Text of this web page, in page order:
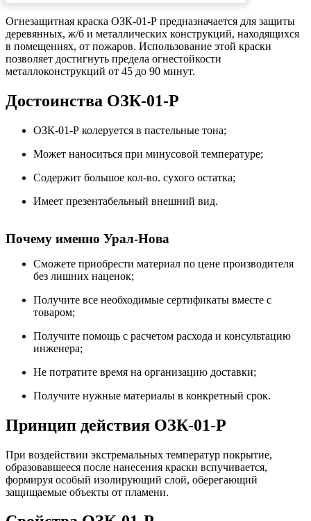
Огнезащитная краска ОЗК-01-Р предназначается для защиты
деревянных, ж/б и металлических конструкций, находящихся
в помещениях, от пожаров. Использование этой краски
позволяет достигнуть предела огнестойкости
металлоконструкций от 45 до 90 минут.
Достоинства ОЗК-01-Р
ОЗК-01-Р колеруется в пастельные тона;
Может наноситься при минусовой температуре;
Содержит большое кол-во. сухого остатка;
Имеет презентабельный внешний вид.
Почему именно Урал-Нова
Сможете приобрести материал по цене производителя
без лишних наценок;
Получите все необходимые сертификаты вместе с
товаром;
Получите помощь с расчетом расхода и консультацию
инженера;
Не потратите время на организацию доставки;
Получите нужные материалы в конкретный срок.
Принцип действия ОЗК-01-Р
При воздействии экстремальных температур покрытие,
образовавшееся после нанесения краски вспучивается,
формируя особый изолирующий слой, оберегающий
защищаемые объекты от пламени.